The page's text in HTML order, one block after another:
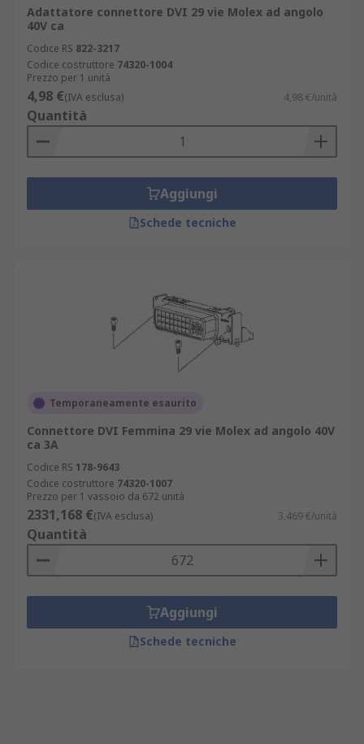
Adattatore connettore DVI 29 vie Molex ad angolo
40V ca
Codice RS 822-3217
Codice costruttore 74320-1004
Prezzo per 1 unità
4,98 €(IVA esclusa) 4,98 €/unità
Quantità
Aggiungi
Schede tecniche
Temporaneamente esaurito
Connettore DVI Femmina 29 vie Molex ad angolo 40V
ca 3A
Codice RS 178-9643
Codice costruttore 74320-1007
Prezzo per 1 vassoio da 672 unità
2331,168 €(IVA esclusa) 3,469 €/unità
Quantità
Aggiungi
Schede tecniche